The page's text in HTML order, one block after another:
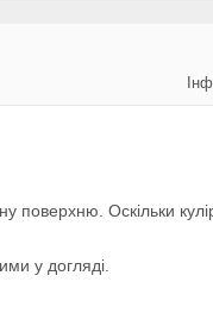
поверхню. Оскільки
у догляді.